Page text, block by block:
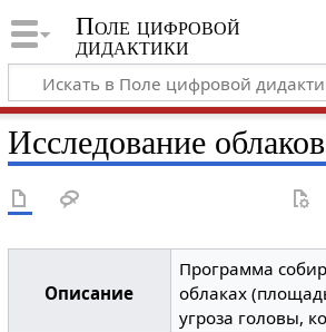
Поле цифровой
дидактики
Исследование облаков
Описание
Программа
облаках
угроза головы,